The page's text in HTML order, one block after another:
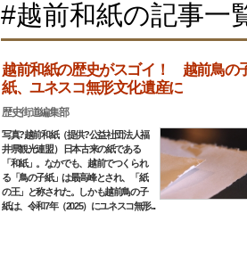
#越前和紙の記事一
越前和紙の歴史がスゴイ！ 越前鳥の
紙、ユネスコ無形文化遺産に
歴史街道編集部
写真?越前和紙（提供?公益社団法人福
井県観光連盟） 日本古来の紙である
「和紙」。なかでも、越前でつくられ
る「鳥の子紙」は最高峰とされ、「紙
の王」と称された。しかも越前鳥の子
紙は、令和7年（2025）にユネスコ無形...